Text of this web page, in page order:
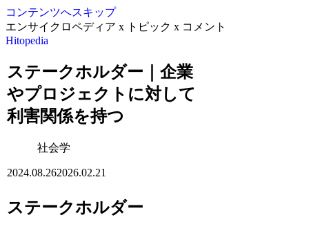
コンテンツへスキップ
エンサイクロペディア x トピック x コメント
Hitopedia
ステークホルダー｜企業
やプロジェクトに対して
利害関係を持つ
社会学
2024.08.262026.02.21
ステークホルダー